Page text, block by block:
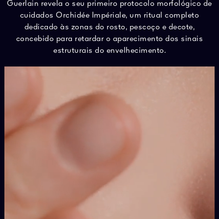
Guerlain revela o seu primeiro protocolo morfológico de
cuidados Orchidée Impériale, um ritual completo
dedicado às zonas do rosto, pescoço e decote,
concebido para retardar o aparecimento dos sinais
estruturais do envelhecimento.